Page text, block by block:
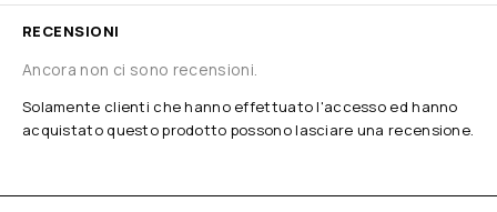
RECENSIONI
Ancora non ci sono recensioni.
Solamente clienti che hanno effettuato l'accesso ed hanno
acquistato questo prodotto possono lasciare una recensione.